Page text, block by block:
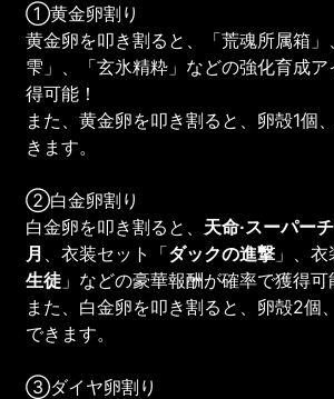
①黄金卵割り
黄金卵を叩き割ると、「荒魂所属箱
雫」、「玄氷精粋」などの強化育成
得可能！
また、黄金卵を叩き割ると、卵殻1個
きます。
②白金卵割り
白金卵を叩き割ると、 天命·スーパー
月
、衣装セット「ダックの進撃 」、
生徒 」などの豪華報酬が確率で獲得可
また、白金卵を叩き割ると、卵殻2個
できます。
③ダイヤ卵割り